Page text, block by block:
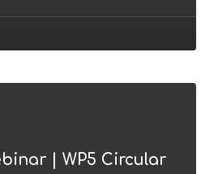
| WP5 Circular